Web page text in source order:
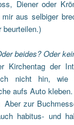
Diener oder
aus selbiger
beurteilen.)
beides? Oder
Kirchentag der
nicht hin, wie
aufs Auto
Aber zur
habitus- und